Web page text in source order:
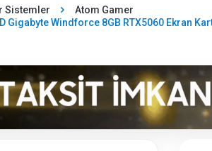
Sistemler
Atom Gamer
Gigabyte Windforce 8GB RTX5060 Ekran